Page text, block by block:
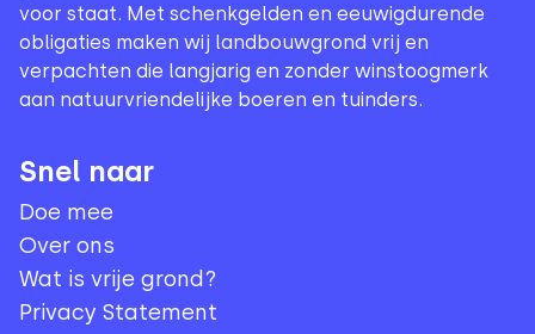
voor staat. Met schenkgelden en eeuwigdurende
obligaties maken wij landbouwgrond vrij en
verpachten die langjarig en zonder winstoogmerk
aan natuurvriendelijke boeren en tuinders.
Snel naar
Doe mee
Over ons
Wat is vrije grond?
Privacy Statement